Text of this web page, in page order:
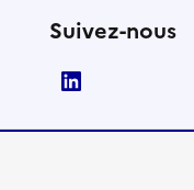
Suivez-nous